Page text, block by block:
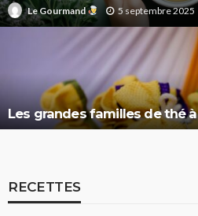
Le Gourmand 5 septembre 2025
Les grandes familles de thé
RECETTES